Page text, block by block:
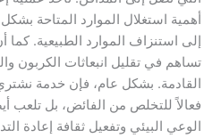
أهمية استغلال الموارد المتاحة بشكل
إلى استنزاف الموارد الطبيعية. كما
تساهم في تقليل انبعاثات الكربون
القادمة. بشكل عام، فإن خدمة نشتري
فعالاً للتخلص من الفائض، بل تلعب
الوعي البيئي وتفعيل ثقافة إعادة